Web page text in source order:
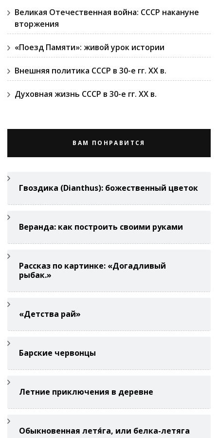
Великая Отечественная война: СССР накануне
вторжения
«Поезд Памяти»: живой урок истории
Внешняя политика СССР в 30-е гг. ХХ в.
Духовная жизнь СССР в 30-е гг. ХХ в.
ВАМ ПОНРАВИТСЯ
Гвоздикa (Di­anthus): божественный цветок
Веранда: как построить своими руками
Рассказ по картинке: «Догадливый
рыбак.»
«Детства рай»
Барские червонцы
Летние приключения в деревне
Обыкновенная летя́га, или белка-летяга